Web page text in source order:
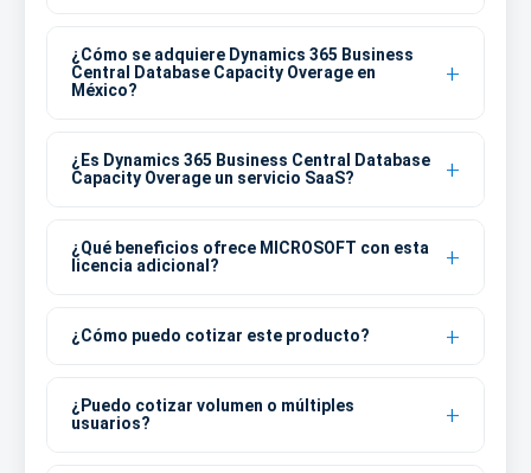
¿Cómo se adquiere Dynamics 365 Business
Central Database Capacity Overage en
México?
¿Es Dynamics 365 Business Central Database
Capacity Overage un servicio SaaS?
¿Qué beneficios ofrece MICROSOFT con esta
licencia adicional?
¿Cómo puedo cotizar este producto?
¿Puedo cotizar volumen o múltiples
usuarios?